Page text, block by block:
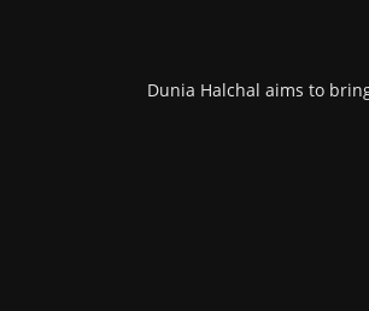
Dunia Halchal aims to